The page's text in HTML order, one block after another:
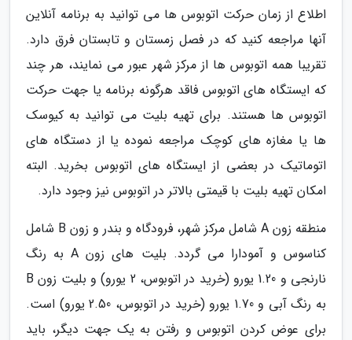
اطلاع از زمان حرکت اتوبوس ها می توانید به برنامه آنلاین
آنها مراجعه کنید که در فصل زمستان و تابستان فرق دارد.
تقریبا همه اتوبوس ها از مرکز شهر عبور می نمایند، هر چند
که ایستگاه های اتوبوس فاقد هرگونه برنامه یا جهت حرکت
اتوبوس ها هستند. برای تهیه بلیت می توانید به کیوسک
ها یا مغازه های کوچک مراجعه نموده یا از دستگاه های
اتوماتیک در بعضی از ایستگاه های اتوبوس بخرید. البته
امکان تهیه بلیت با قیمتی بالاتر در اتوبوس نیز وجود دارد.
منطقه زون A شامل مرکز شهر، فرودگاه و بندر و زون B شامل
کناسوس و آمودارا می گردد. بلیت های زون A به رنگ
نارنجی و 1.20 یورو (خرید در اتوبوس، 2 یورو) و بلیت زون B
به رنگ آبی و 1.70 یورو (خرید در اتوبوس، 2.50 یورو) است.
برای عوض کردن اتوبوس و رفتن به یک جهت دیگر، باید